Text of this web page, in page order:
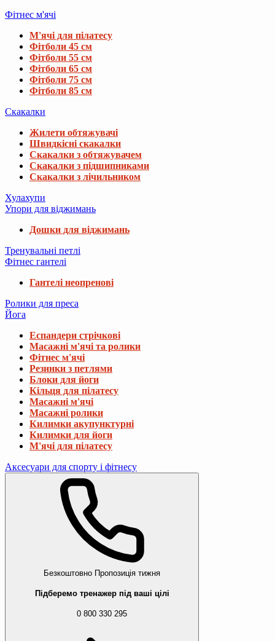
Фітнес м'ячі
М'ячі для пілатесу
Фітболи 45 см
Фітболи 55 см
Фітболи 65 см
Фітболи 75 см
Фітболи 85 см
Скакалки
Жилети обтяжувачі
Швидкісні скакалки
Скакалки з обтяжувачем
Скакалки з підшипниками
Скакалки з лічильником
Хулахупи
Упори для віджимань
Дошки для віджимань
Тренувальні петлі
Фітнес гантелі
Гантелі неопренові
Ролики для преса
Йога
Еспандери стрічкові
Масажні м'ячі та ролики
Фітнес м'ячі
Резинки з петлями
Блоки для йоги
Кільця для пілатесу
Масажні м'ячі
Масажні ролики
Килимки акупунктурні
Килимки для йоги
М'ячі для пілатесу
Аксесуари для спорту і фітнесу
Безкоштовно Пропозиція тижня
Підберемо тренажер під ваші цілі
0 800 330 295